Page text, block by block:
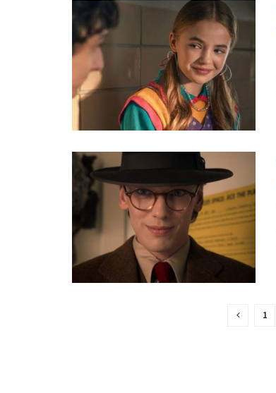
1